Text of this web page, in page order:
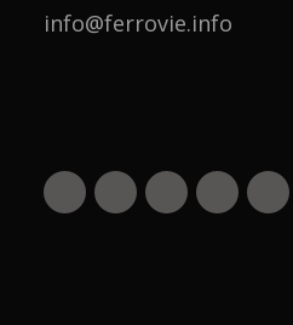
info@ferrovie.info